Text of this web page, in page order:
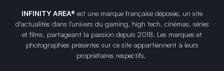
INFINITY AREA® est une marque française déposée, un site
d'actualités dans l'univers du gaming, high tech, cinémas, séries
et films, partageant la passion depuis 2018. Les marques et
photographies présentes sur ce site appartiennent à leurs
propriétaires respectifs.